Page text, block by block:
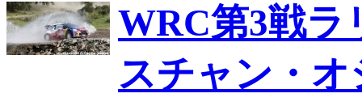
WRC第3戦ラ
スチャン・